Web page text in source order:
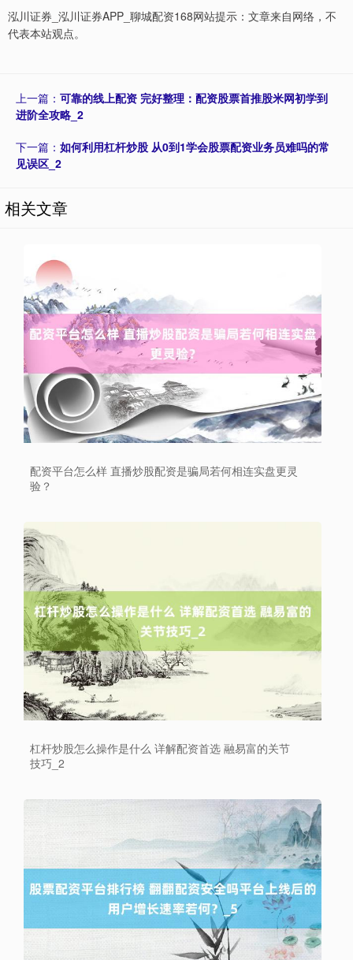
泓川证券_泓川证券APP_聊城配资168网站提示：文章来自网络，不
代表本站观点。
上一篇： 可靠的线上配资 完好整理：配资股票首推股米网初学到
进阶全攻略_2
下一篇： 如何利用杠杆炒股 从0到1学会股票配资业务员难吗的常
见误区_2
相关文章
配资平台怎么样 直播炒股配资是骗局若何相连实盘更灵
验？
杠杆炒股怎么操作是什么 详解配资首选 融易富的关节
技巧_2
上证综指 3940.04 +39.68 +1.02%
14311.01 +200.89 +1.42%